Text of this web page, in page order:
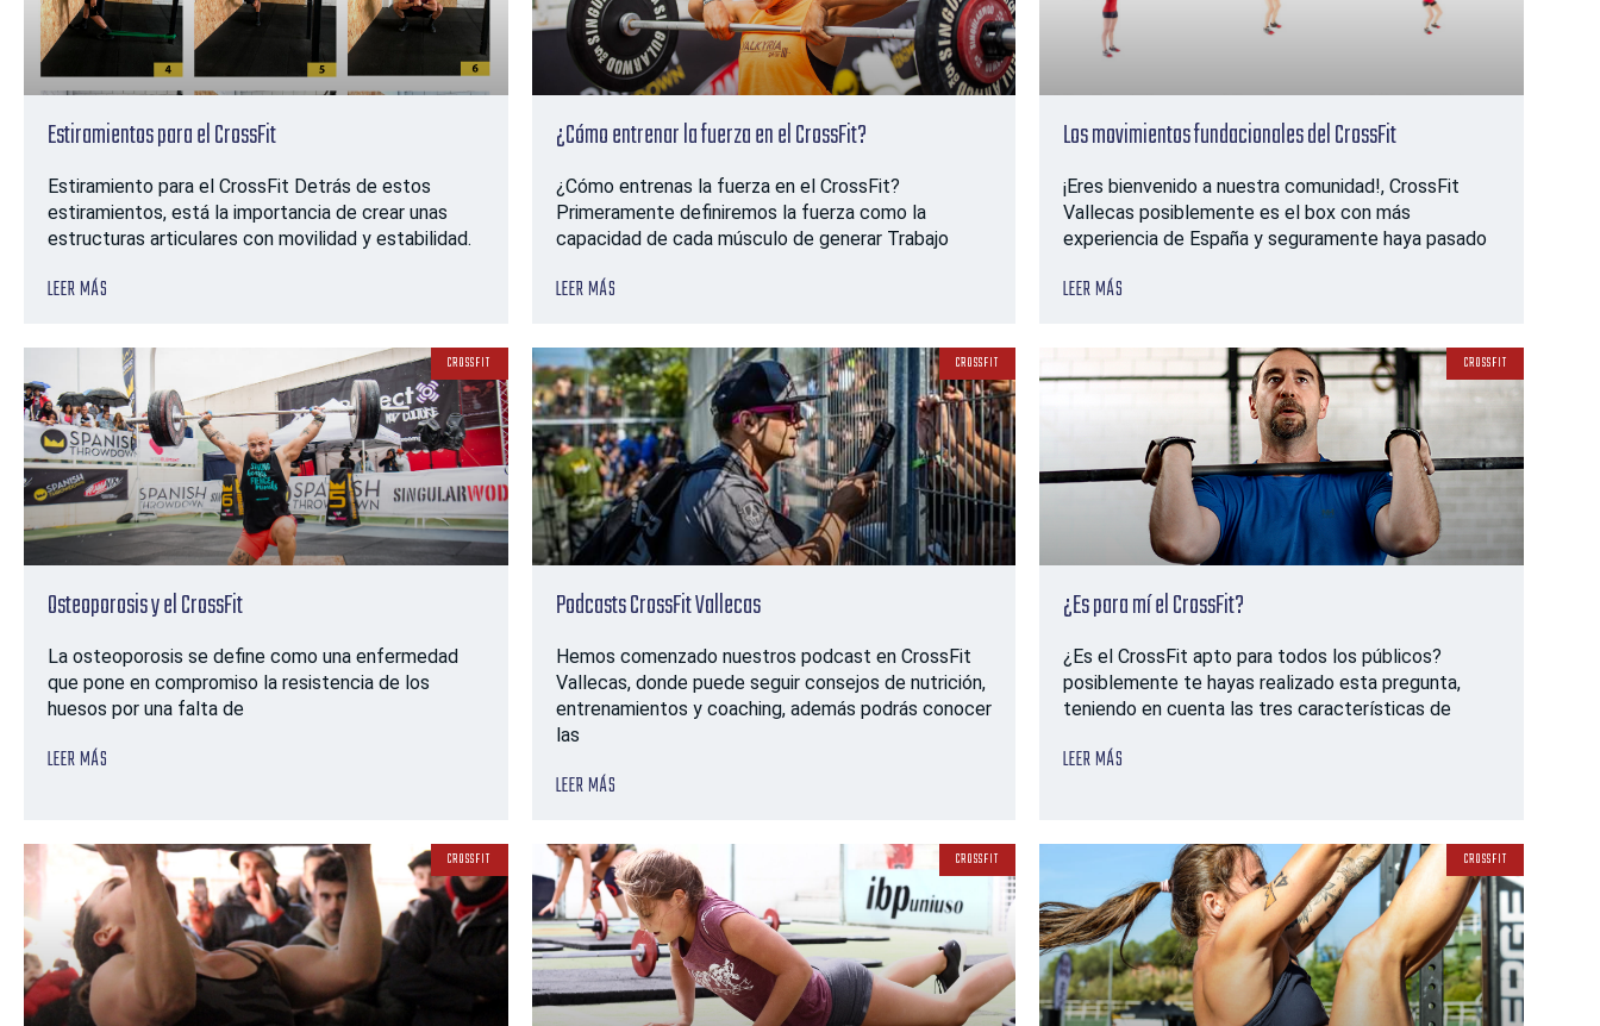
Estiramientos para el CrossFit
Estiramiento para el CrossFit Detrás de estos
estiramientos, está la importancia de crear unas
estructuras articulares con movilidad y estabilidad.
LEER MÁS
¿Cómo entrenar la fuerza en el CrossFit?
¿Cómo entrenas la fuerza en el CrossFit?
Primeramente definiremos la fuerza como la
capacidad de cada músculo de generar Trabajo
LEER MÁS
Los movimientos fundacionales del CrossFit
¡Eres bienvenido a nuestra comunidad!, CrossFit
Vallecas posiblemente es el box con más
experiencia de España y seguramente haya pasado
LEER MÁS
CROSSFIT
Osteoporosis y el CrossFit
La osteoporosis se define como una enfermedad
que pone en compromiso la resistencia de los
huesos por una falta de
LEER MÁS
CROSSFIT
Podcasts CrossFit Vallecas
Hemos comenzado nuestros podcast en CrossFit
Vallecas, donde puede seguir consejos de nutrición,
entrenamientos y coaching, además podrás conocer
las
LEER MÁS
CROSSFIT
¿Es para mí el CrossFit?
¿Es el CrossFit apto para todos los públicos?
posiblemente te hayas realizado esta pregunta,
teniendo en cuenta las tres características de
LEER MÁS
CROSSFIT CROSSFIT CROSSFIT